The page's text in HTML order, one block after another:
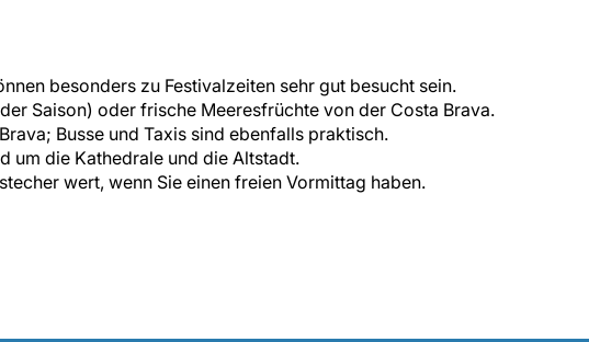
besonders zu Festivalzeiten sehr gut besucht sein.
Saison) oder frische Meeresfrüchte von der Costa Brava.
Busse und Taxis sind ebenfalls praktisch.
um die Kathedrale und die Altstadt.
wert, wenn Sie einen freien Vormittag haben.